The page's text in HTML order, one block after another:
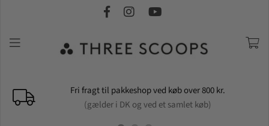
Fri fragt til pakkeshop ved køb over 800 kr.
(gælder i DK og ved et samlet køb)